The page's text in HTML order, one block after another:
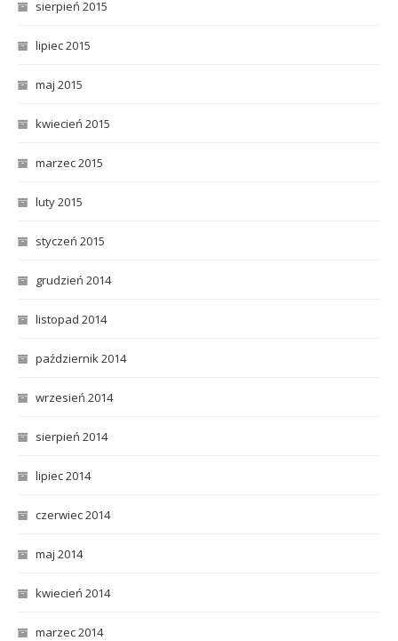
sierpień 2015
lipiec 2015
maj 2015
kwiecień 2015
marzec 2015
luty 2015
styczeń 2015
grudzień 2014
listopad 2014
październik 2014
wrzesień 2014
sierpień 2014
lipiec 2014
czerwiec 2014
maj 2014
kwiecień 2014
marzec 2014